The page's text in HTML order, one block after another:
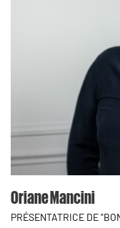
Oriane Mancini
PRÉSENTATRICE DE